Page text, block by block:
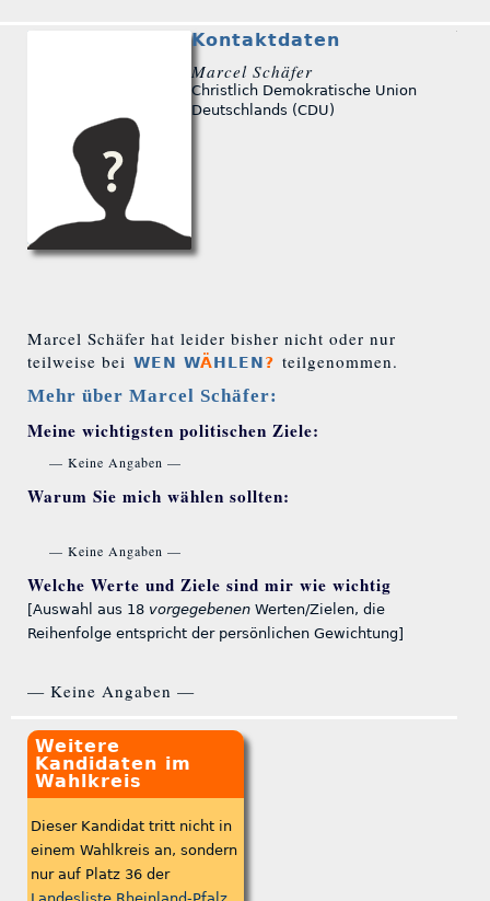
Marcel Schäfer hat leider bisher nicht oder nur
teilweise bei WEN WÄHLEN? teilgenommen.
Mehr über Marcel Schäfer:
Meine wichtigsten politischen Ziele:
— Keine Angaben —
Warum Sie mich wählen sollten:
— Keine Angaben —
Welche Werte und Ziele sind mir wie wichtig
[Auswahl aus 18 vorgegebenen Werten/Zielen, die
Reihenfolge entspricht der persönlichen Gewichtung]
— Keine Angaben —
Kontaktdaten
Marcel Schäfer
Christlich Demokratische Union
Deutschlands (CDU)
Weitere
Kandidaten im
Wahlkreis
Dieser Kandidat tritt nicht in
einem Wahlkreis an, sondern
nur auf Platz 36 der